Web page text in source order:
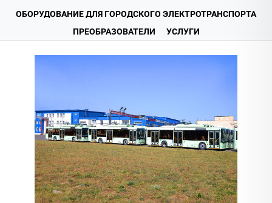
ОБОРУДОВАНИЕ ДЛЯ ГОРОДСКОГО ЭЛЕКТРОТРАНСПОРТА
ПРЕОБРАЗОВАТЕЛИ
УСЛУГИ